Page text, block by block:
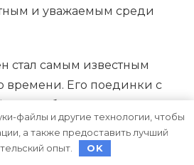
и уважаемым среди
стал самым известным
времени. Его поединки с
следила за каждым
файлы и другие технологии, чтобы
а также предоставить лучший
опыт.
OK